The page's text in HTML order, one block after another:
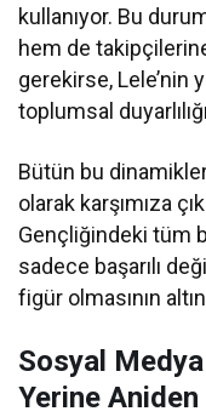
kullanıyor. Bu
hem de
gerekirse, Lele’nin
toplumsal
Bütün bu
olarak karşımıza
Gençliğindeki tüm
sadece başarılı
figür olmasının
Sosyal
Yerine Aniden